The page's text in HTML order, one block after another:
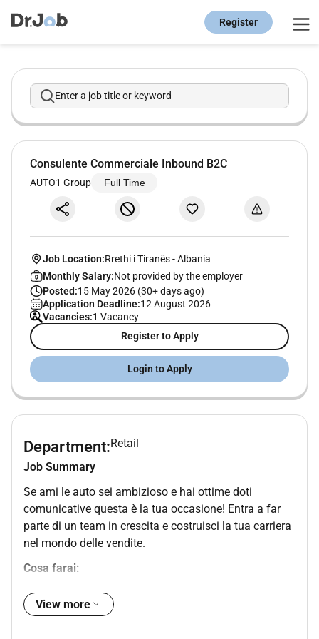
Register
Enter a job title or keyword
Consulente Commerciale Inbound B2C
AUTO1 Group Full Time
Job Location:Rrethi i Tiranës -Albania
Monthly Salary:Not provided by the employer
Posted:15 May 2026 (30+ days ago)
Application Deadline:12 August 2026
Vacancies:1 Vacancy
Register to Apply
Login to Apply
Department:Retail
Job Summary
Se ami le auto sei ambizioso e hai ottime doti
comunicative questa è la tua occasione! Entra a far
parte di un team in crescita e costruisci la tua carriera
nel mondo delle vendite.
Cosa farai:
Consiglierai i nostri clienti italiani nella scelta di
auto usate premium via telefono ed e-mail
View more